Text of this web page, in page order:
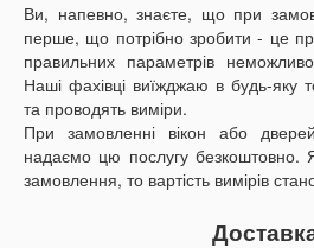
Ви, напевно, знаєте, що при
перше, що потрібно зробити - це
правильних параметрів
Наші фахівці виїжджаю в будь-яку
та проводять виміри.
При замовленні вікон або
надаємо цю послугу
замовлення, то вартість вимірів